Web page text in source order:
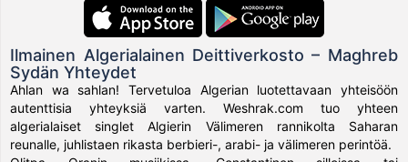
Ilmainen Algerialainen Deittiverkosto – Maghreb
Sydän Yhteydet
Ahlan wa sahlan! Tervetuloa Algerian luotettavaan yhteisöön
autenttisia yhteyksiä varten. Weshrak.com tuo yhteen
algerialaiset singlet Algierin Välimeren rannikolta Saharan
reunalle, juhlistaen rikasta berbieri-, arabi- ja välimeren perintöä.